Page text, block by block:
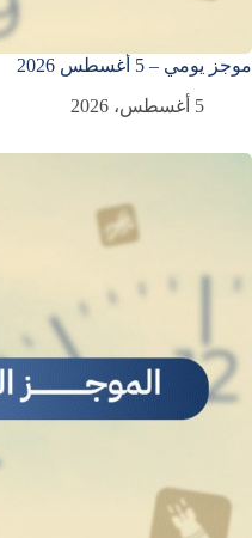
موجز يومي – 5 أغسطس 2026
5 أغسطس، 2026